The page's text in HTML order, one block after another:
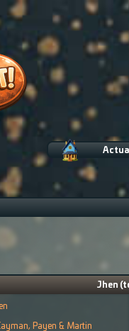
Jhen
Payen & Martin